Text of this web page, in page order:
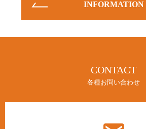
INFORMATION
CONTACT
各種お問い合わせ